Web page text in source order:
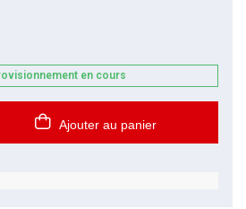
en cours
Ajouter au panier